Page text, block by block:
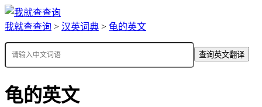
我就查查询 > 汉英词典 > 龟的英文
查询英文翻译
龟的英文